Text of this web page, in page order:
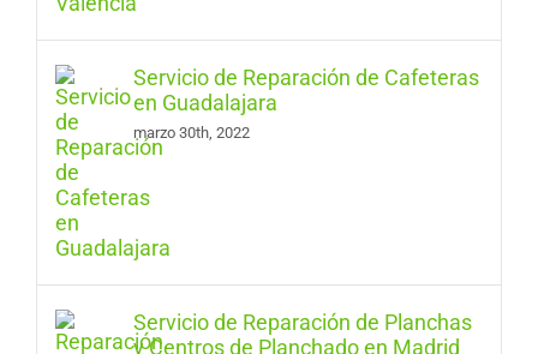
Servicio de Reparación de Cafeteras
en Guadalajara
marzo 30th, 2022
Servicio de Reparación de Planchas
y Centros de Planchado en Madrid